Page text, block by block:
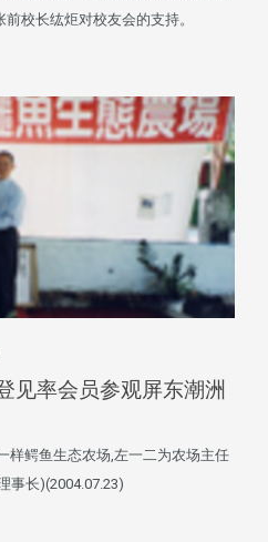
校长纮炬对校友会的支持。
见率会员参观屏东潮洲
鱼生态农场,左一二为农场主任
事长)(2004.07.23)